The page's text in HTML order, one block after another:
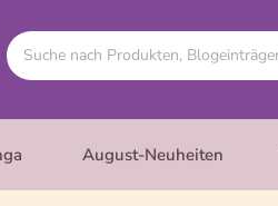
August-Neuheiten